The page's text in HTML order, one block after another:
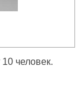
человек.